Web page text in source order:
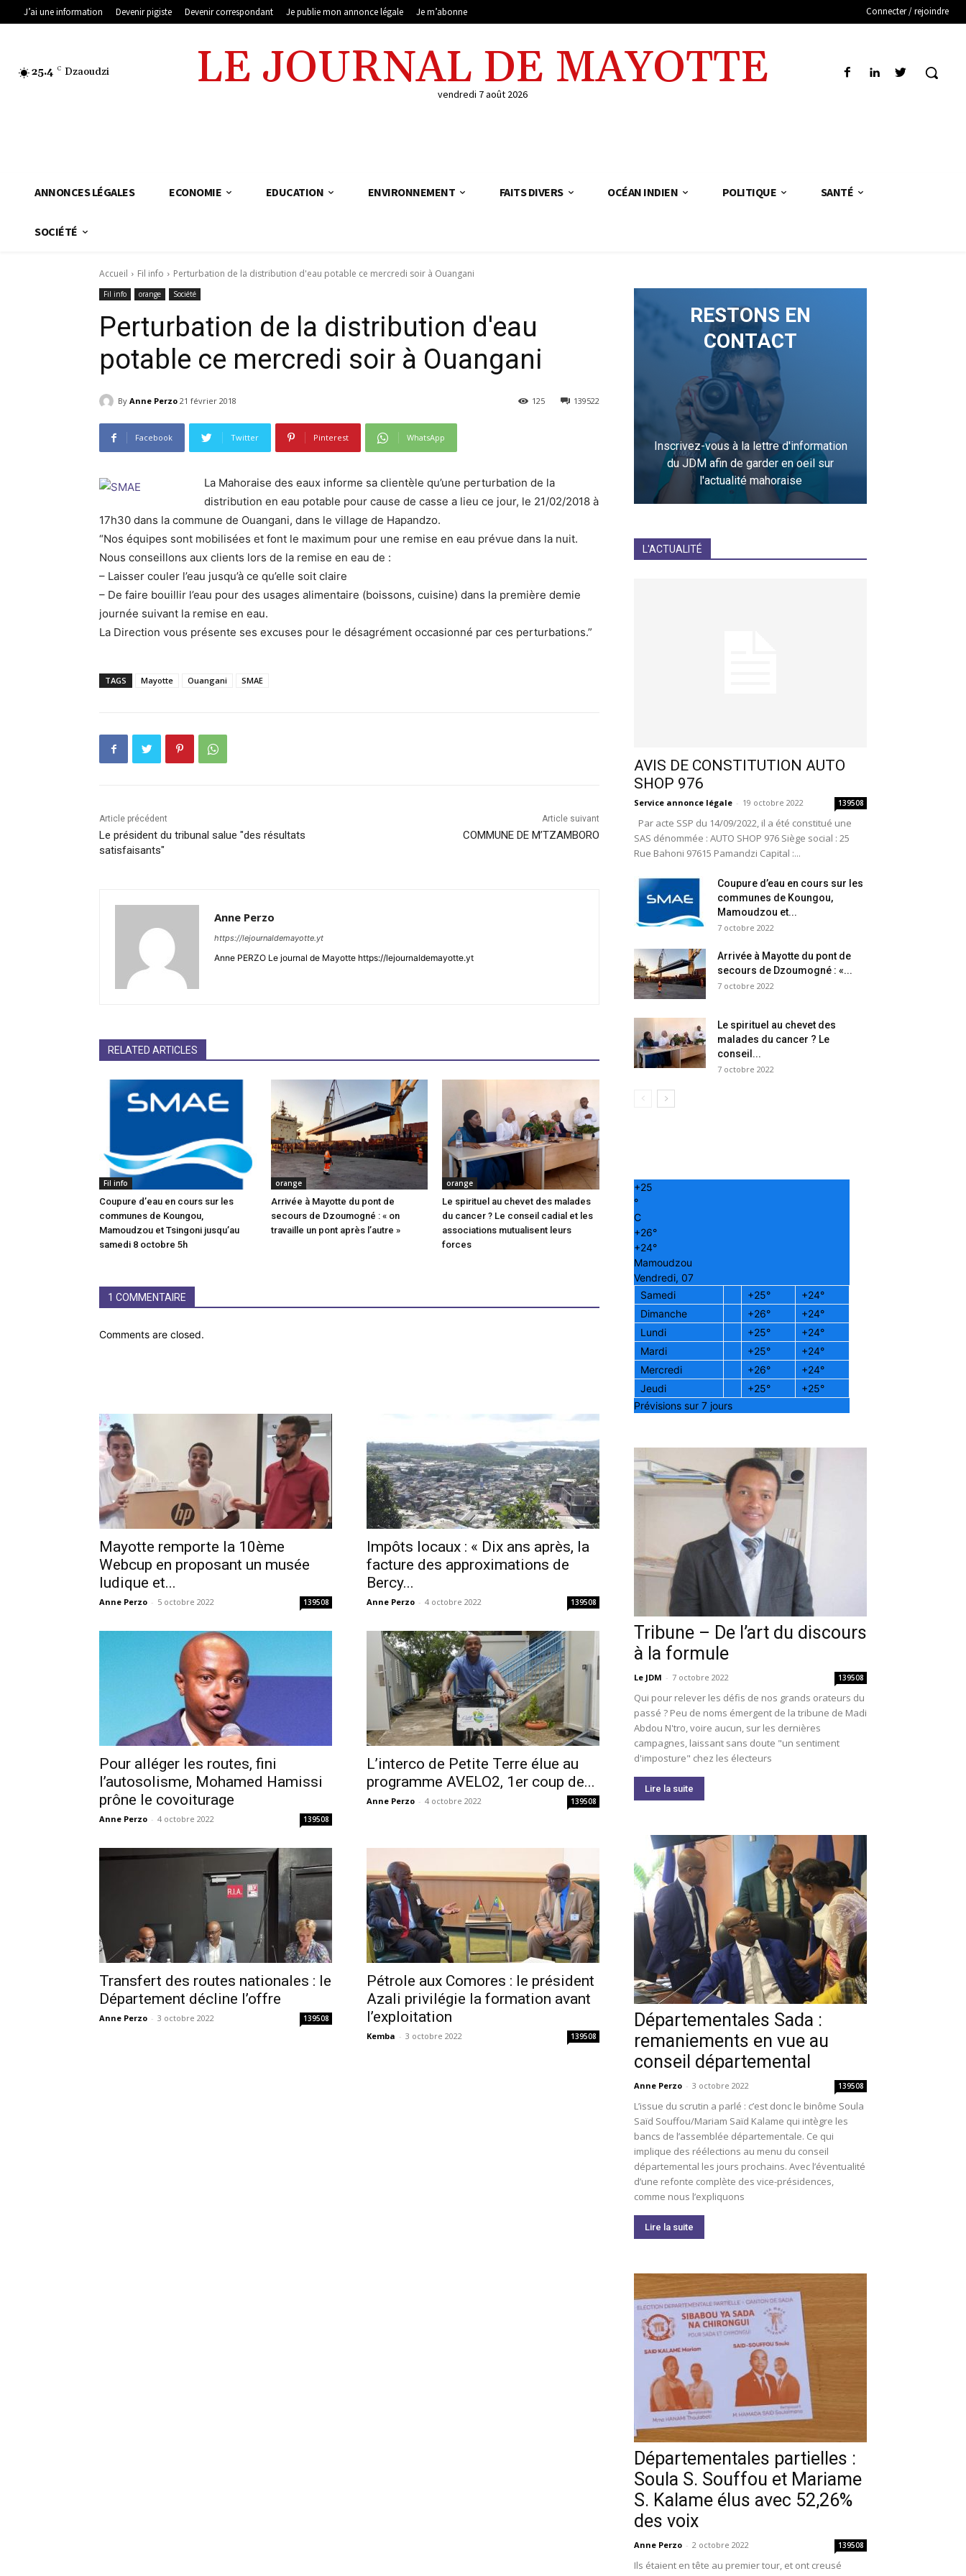
J’ai une information Devenir pigiste Devenir correspondant Je publie mon annonce légale Je m’abonne Connecter / rejoindre
25.4 C Dzaoudzi LE JOURNAL DE MAYOTTE
vendredi 7 août 2026
ANNONCES LÉGALES ECONOMIE EDUCATION ENVIRONNEMENT FAITS DIVERS OCÉAN INDIEN POLITIQUE SANTÉ
SOCIÉTÉ
Accueil Fil info Perturbation de la distribution d'eau potable ce mercredi soir à Ouangani
Fil info orange Société
Perturbation de la distribution d'eau
potable ce mercredi soir à Ouangani
By Anne Perzo 21 février 2018 139522
125
Facebook Twitter Pinterest WhatsApp
La Mahoraise des eaux informe sa clientèle qu’une perturbation de la
distribution en eau potable pour cause de casse a lieu ce jour, le 21/02/2018 à
17h30 dans la commune de Ouangani, dans le village de Hapandzo.
“Nos équipes sont mobilisées et font le maximum pour une remise en eau prévue dans la nuit.
Nous conseillons aux clients lors de la remise en eau de :
– Laisser couler l’eau jusqu’à ce qu’elle soit claire
– De faire bouillir l’eau pour des usages alimentaire (boissons, cuisine) dans la première demie
journée suivant la remise en eau.
La Direction vous présente ses excuses pour le désagrément occasionné par ces perturbations.”
TAGS Mayotte Ouangani SMAE
Article précédent
Le président du tribunal salue "des résultats
satisfaisants"
Article suivant
COMMUNE DE M’TZAMBORO
Anne Perzo
https://lejournaldemayotte.yt
Anne PERZO Le journal de Mayotte https://lejournaldemayotte.yt
RELATED ARTICLES
Fil info
Coupure d’eau en cours sur les
communes de Koungou,
Mamoudzou et Tsingoni jusqu’au
samedi 8 octobre 5h
orange
Arrivée à Mayotte du pont de
secours de Dzoumogné : « on
travaille un pont après l’autre »
orange
Le spirituel au chevet des malades
du cancer ? Le conseil cadial et les
associations mutualisent leurs
forces
1 COMMENTAIRE
Comments are closed.
Mayotte remporte la 10ème
Webcup en proposant un musée
ludique et...
Anne Perzo - 5 octobre 2022 139508
Impôts locaux : « Dix ans après, la
facture des approximations de
Bercy...
Anne Perzo - 4 octobre 2022 139508
Pour alléger les routes, fini
l’autosolisme, Mohamed Hamissi
prône le covoiturage
Anne Perzo - 4 octobre 2022 139508
L’interco de Petite Terre élue au
programme AVELO2, 1er coup de...
Anne Perzo - 4 octobre 2022 139508
Transfert des routes nationales : le
Département décline l’offre
Anne Perzo - 3 octobre 2022 139508
Pétrole aux Comores : le président
Azali privilégie la formation avant
l’exploitation
Kemba - 3 octobre 2022 139508
RESTONS EN
CONTACT
Inscrivez-vous à la lettre d'information
du JDM afin de garder en oeil sur
l'actualité mahoraise
L'ACTUALITÉ
AVIS DE CONSTITUTION AUTO
SHOP 976
Service annonce légale - 19 octobre 2022 139508
Par acte SSP du 14/09/2022, il a été constitué une
SAS dénommée : AUTO SHOP 976 Siège social : 25
Rue Bahoni 97615 Pamandzi Capital :...
Coupure d’eau en cours sur les
communes de Koungou,
Mamoudzou et...
7 octobre 2022
Arrivée à Mayotte du pont de
secours de Dzoumogné : «...
7 octobre 2022
Le spirituel au chevet des
malades du cancer ? Le
conseil...
7 octobre 2022
+25
°
C
+26°
+24°
Mamoudzou
Vendredi, 07
Samedi
+25° +24°
Dimanche
+26° +24°
Lundi
+25° +24°
Mardi
+25° +24°
Mercredi
+26° +24°
Jeudi
+25° +25°
Prévisions sur 7 jours
Tribune – De l’art du discours
à la formule
Le JDM - 7 octobre 2022 139508
Qui pour relever les défis de nos grands orateurs du
passé ? Peu de noms émergent de la tribune de Madi
Abdou N'tro, voire aucun, sur les dernières
campagnes, laissant sans doute "un sentiment
d'imposture" chez les électeurs
Lire la suite
Départementales Sada :
remaniements en vue au
conseil départemental
Anne Perzo - 3 octobre 2022 139508
L’issue du scrutin a parlé : c’est donc le binôme Soula
Saïd Souffou/Mariam Saïd Kalame qui intègre les
bancs de l’assemblée départementale. Ce qui
implique des réélections au menu du conseil
départemental les jours prochains. Avec l’éventualité
d’une refonte complète des vice-présidences,
comme nous l’expliquons
Lire la suite
Départementales partielles :
Soula S. Souffou et Mariame
S. Kalame élus avec 52,26%
des voix
Anne Perzo - 2 octobre 2022 139508
Ils étaient en tête au premier tour, et ont creusé